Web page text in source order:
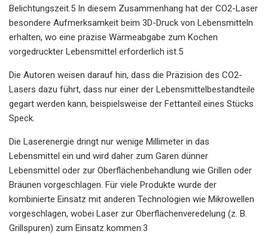
Belichtungszeit.5 In diesem Zusammenhang hat der CO2-Laser
besondere Aufmerksamkeit beim 3D-Druck von Lebensmitteln
erhalten, wo eine präzise Wärmeabgabe zum Kochen
vorgedruckter Lebensmittel erforderlich ist.5
Die Autoren weisen darauf hin, dass die Präzision des CO2-
Lasers dazu führt, dass nur einer der Lebensmittelbestandteile
gegart werden kann, beispielsweise der Fettanteil eines Stücks
Speck.
Die Laserenergie dringt nur wenige Millimeter in das
Lebensmittel ein und wird daher zum Garen dünner
Lebensmittel oder zur Oberflächenbehandlung wie Grillen oder
Bräunen vorgeschlagen. Für viele Produkte wurde der
kombinierte Einsatz mit anderen Technologien wie Mikrowellen
vorgeschlagen, wobei Laser zur Oberflächenveredelung (z. B.
Grillspuren) zum Einsatz kommen.3